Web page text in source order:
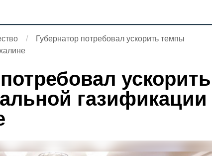
Губернатор потребовал ускорить темпы
ускорить
газификации